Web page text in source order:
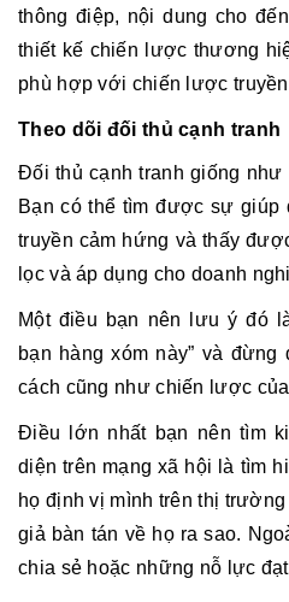
thông điệp, nội dung cho
thiết kế chiến lược thương
phù hợp với chiến lược
Theo dõi đối thủ cạnh tranh
Đối thủ cạnh tranh giống
Bạn có thể tìm được sự
truyền cảm hứng và thấy
lọc và áp dụng cho doanh
Một điều bạn nên lưu ý đó
bạn hàng xóm này” và
cách cũng như chiến lược
Điều lớn nhất bạn nên tìm
diện trên mạng xã hội là tìm
họ định vị mình trên thị
giả bàn tán về họ ra sao.
chia sẻ hoặc những nỗ lực